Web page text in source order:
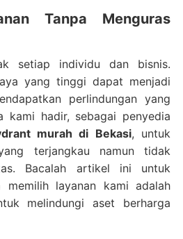
Tanpa Menguras
setiap individu dan bisnis.
yang tinggi dapat menjadi
perlindungan yang
kami hadir, sebagai penyedia
murah di Bekasi, untuk
terjangkau namun tidak
Bacalah artikel ini untuk
memilih layanan kami adalah
melindungi aset berharga